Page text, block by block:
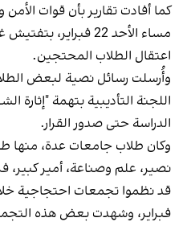
كما أفادت تقارير بأن قوات
مساء الأحد 22
اعتقال الطلاب المحتجين.
وأُرسلت رسائل نصية لبعض
اللجنة التأديبية بتهمة "إثارة
الدراسة حتى صدور القرار.
وكان طلاب جامعات عدة، منها
نصير، علم وصناعة، أمير
فبراير، وشهدت بعض هذه